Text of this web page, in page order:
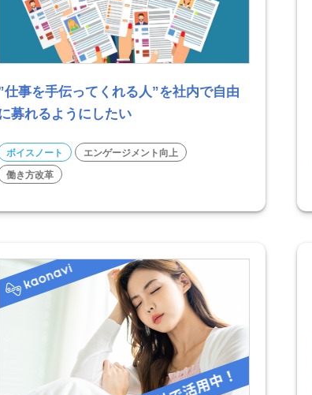
仕事を手伝ってくれる人”を社内で自由
募れるようにしたい
ボイスノート
エンゲージメント向上
働き方改革